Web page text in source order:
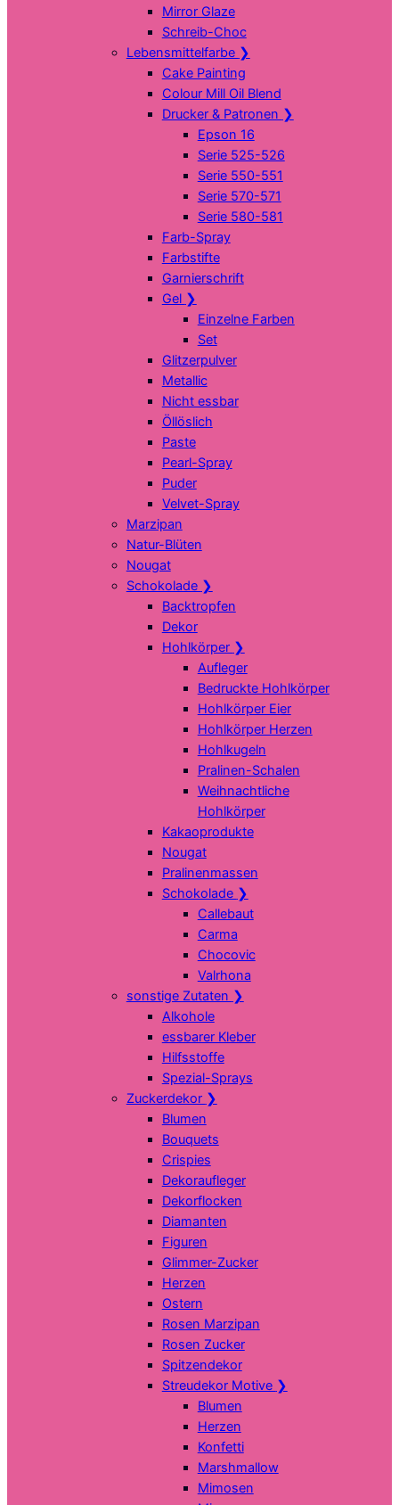
Mirror Glaze
Schreib-Choc
Lebensmittelfarbe ❯
Cake Painting
Colour Mill Oil Blend
Drucker & Patronen ❯
Epson 16
Serie 525-526
Serie 550-551
Serie 570-571
Serie 580-581
Farb-Spray
Farbstifte
Garnierschrift
Gel ❯
Einzelne Farben
Set
Glitzerpulver
Metallic
Nicht essbar
Öllöslich
Paste
Pearl-Spray
Puder
Velvet-Spray
Marzipan
Natur-Blüten
Nougat
Schokolade ❯
Backtropfen
Dekor
Hohlkörper ❯
Aufleger
Bedruckte Hohlkörper
Hohlkörper Eier
Hohlkörper Herzen
Hohlkugeln
Pralinen-Schalen
Weihnachtliche
Hohlkörper
Kakaoprodukte
Nougat
Pralinenmassen
Schokolade ❯
Callebaut
Carma
Chocovic
Valrhona
sonstige Zutaten ❯
Alkohole
essbarer Kleber
Hilfsstoffe
Spezial-Sprays
Zuckerdekor ❯
Blumen
Bouquets
Crispies
Dekoraufleger
Dekorflocken
Diamanten
Figuren
Glimmer-Zucker
Herzen
Ostern
Rosen Marzipan
Rosen Zucker
Spitzendekor
Streudekor Motive ❯
Blumen
Herzen
Konfetti
Marshmallow
Mimosen